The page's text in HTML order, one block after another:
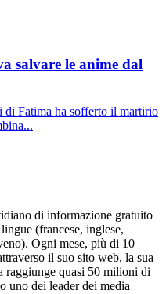
salvare le anime dal
Fatima ha sofferto il martirio
di informazione gratuito
(francese, inglese,
Ogni mese, più di 10
il suo sito web, la sua
raggiunge quasi 50 milioni di
uno dei leader dei media